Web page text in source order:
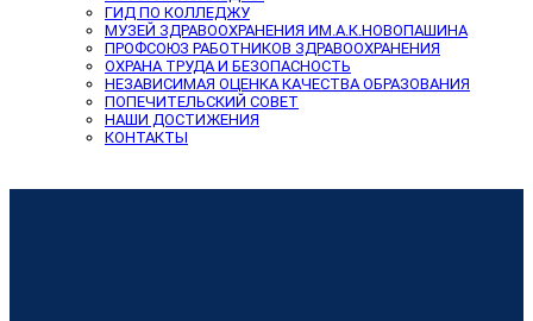
ГИД ПО КОЛЛЕДЖУ
МУЗЕЙ ЗДРАВООХРАНЕНИЯ ИМ.А.К.НОВОПАШИНА
ПРОФСОЮЗ РАБОТНИКОВ ЗДРАВООХРАНЕНИЯ
ОХРАНА ТРУДА И БЕЗОПАСНОСТЬ
НЕЗАВИСИМАЯ ОЦЕНКА КАЧЕСТВА ОБРАЗОВАНИЯ
ПОПЕЧИТЕЛЬСКИЙ СОВЕТ
НАШИ ДОСТИЖЕНИЯ
КОНТАКТЫ